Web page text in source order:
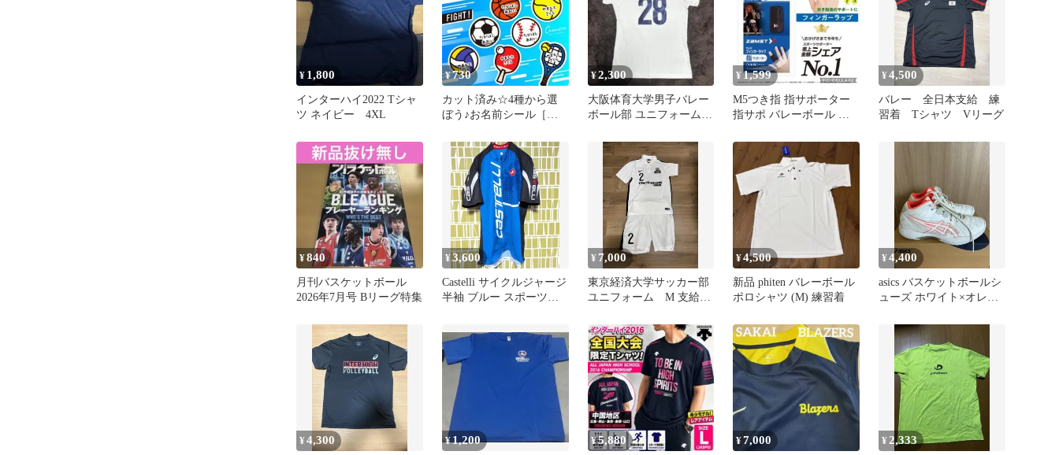
¥ 1,800
インターハイ2022 Tシャ
ツ ネイビー 4XL
¥730
カット済み☆4種から選
ぼう♪お名前シール［光
ン］スポーツ☆
¥2,300
大阪体育大学男子バレー
ボール部 ユニフォーム28
ポ国体
¥1,599
M5つき指 指サポーター
指サポ バレーボール バ
ス
¥4,500
バレー 全日本支給 練
習着 Tシャツ Vリーグ
¥840
月刊バスケットボール
2026年7月号 Bリーグ特集
¥3,600
Castelli サイクルジャージ
半袖 ブルー スポーツウ
¥ 7,000
東京経済大学サッカー部
ユニフォーム M 支給
イキ 高校
¥4,500
新品 phiten バレーボール
ポロシャツ (M) 練習着
¥4,400
asics バスケットボールシ
ューズ ホワイト×オレン
¥4,300 ¥1,200 ¥5,880 ¥7,000 ¥ 2,333